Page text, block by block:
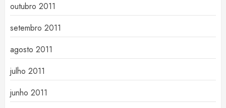
outubro 2011
setembro 2011
agosto 2011
julho 2011
junho 2011